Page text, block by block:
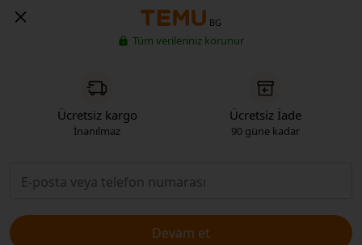
BG
Tüm verileriniz korunur
Ücretsiz kargo
İnanılmaz
Ücretsiz İade
90 güne kadar
Devam et